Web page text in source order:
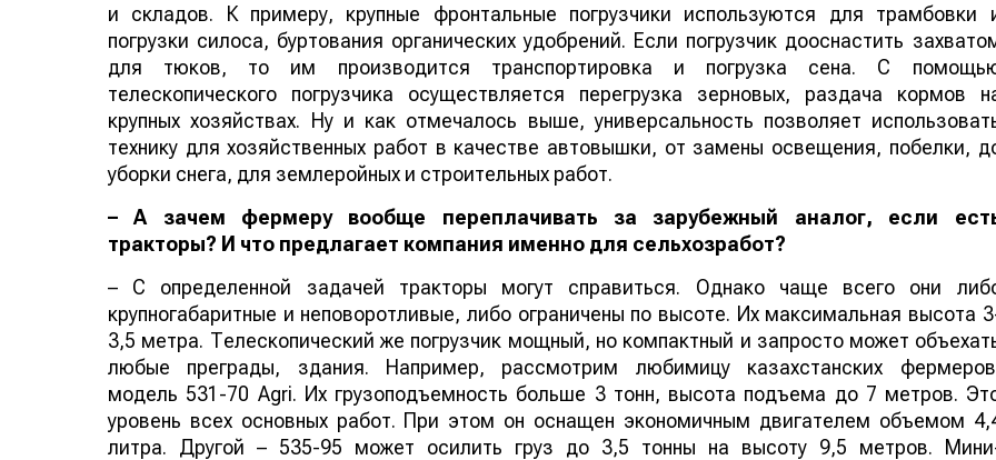
и складов. К примеру, крупные фронтальные погрузчики используются для трамбовки
погрузки силоса, буртования органических удобрений. Если погрузчик дооснастить
для тюков, то им производится транспортировка и погрузка сена. С
телескопического погрузчика осуществляется перегрузка зерновых, раздача кормов
крупных хозяйствах. Ну и как отмечалось выше, универсальность позволяет
технику для хозяйственных работ в качестве автовышки, от замены освещения, побелки,
уборки снега, для землеройных и строительных работ.
– А зачем фермеру вообще переплачивать за зарубежный аналог, если
тракторы? И что предлагает компания именно для сельхозработ?
– С определенной задачей тракторы могут справиться. Однако чаще всего они
крупногабаритные и неповоротливые, либо ограничены по высоте. Их максимальная высота
3,5 метра. Телескопический же погрузчик мощный, но компактный и запросто может
любые преграды, здания. Например, рассмотрим любимицу казахстанских
модель 531-70 Agri. Их грузоподъемность больше 3 тонн, высота подъема до 7 метров.
уровень всех основных работ. При этом он оснащен экономичным двигателем объемом
литра. Другой – 535-95 может осилить груз до 3,5 тонны на высоту 9,5 метров.